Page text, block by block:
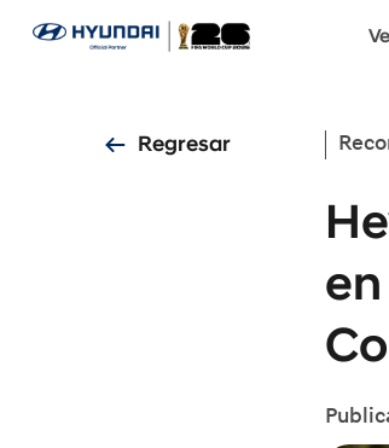
Regresar